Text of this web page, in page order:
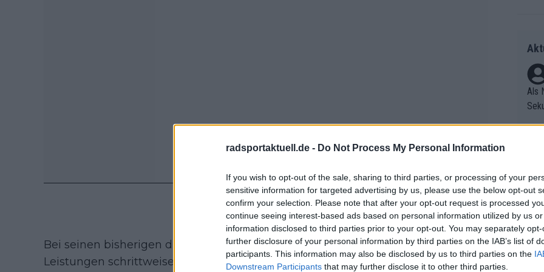
radsportaktuell.de - Do Not Process My Personal Information
If you wish to opt-out of the sale, sharing to third parties, or processing of your
sensitive information for targeted advertising by us, please use the below opt-out
confirm your selection. Please note that after your opt-out request is processed
continue seeing interest-based ads based on personal information utilized by us
information disclosed to third parties prior to your opt-out. You may separately
further disclosure of your personal information by third parties on the IAB’s list of
participants. This information may also be disclosed by us to third parties on the
Downstream Participants that may further disclose it to other third parties.
Bei seinen bisherigen drei Grand Tour-Teilnahmen hat Skjelmose seine
Leistungen schrittweise verbessert. Beim Giro d'Italia 2022 wurde er 49. in der
Als
er
rifft
Die
as
ür
n
ss
as
et.